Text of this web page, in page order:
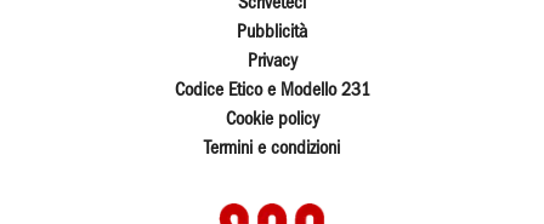
Scriveteci
Pubblicità
Privacy
Codice Etico e Modello 231
Cookie policy
Termini e condizioni